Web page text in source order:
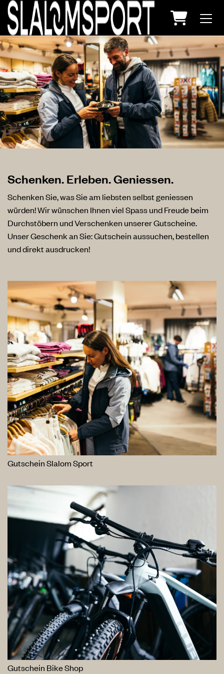
Schenken. Erleben. Geniessen.
Schenken Sie, was Sie am liebsten selbst geniessen
würden! Wir wünschen Ihnen viel Spass und Freude beim
Durchstöbern und Verschenken unserer Gutscheine.
Unser Geschenk an Sie: Gutschein aussuchen, bestellen
und direkt ausdrucken!
Gutschein Slalom Sport
Gutschein Bike Shop